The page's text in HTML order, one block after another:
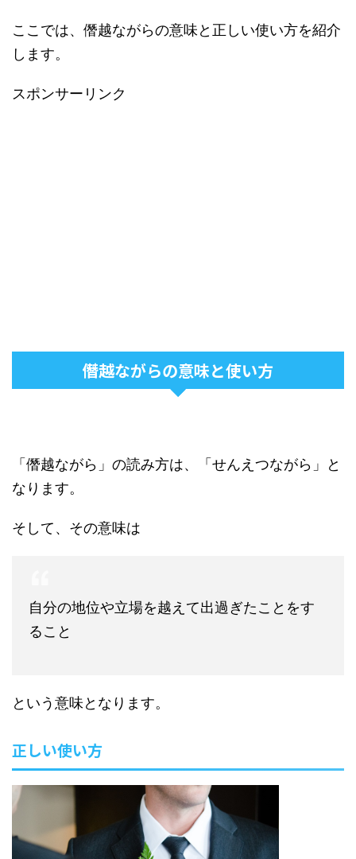
ここでは、僭越ながらの意味と正しい使い方を紹介
します。
スポンサーリンク
僭越ながらの意味と使い方
「僭越ながら」の読み方は、「せんえつながら」と
なります。
そして、その意味は
自分の地位や立場を越えて出過ぎたことをす
ること
という意味となります。
正しい使い方